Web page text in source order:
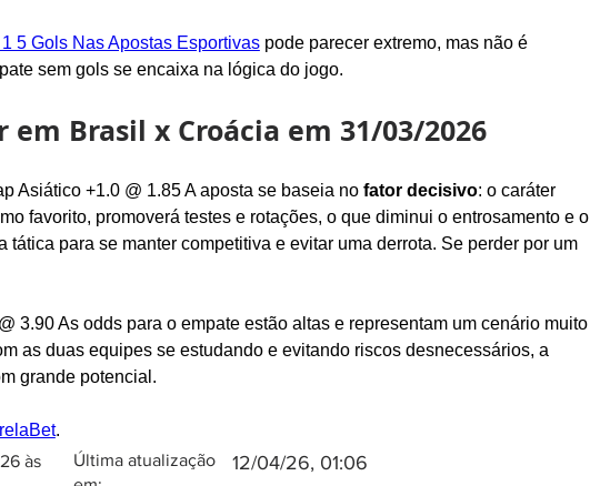
5 Gols Nas Apostas Esportivas pode parecer extremo, mas não é
sem gols se encaixa na lógica do jogo.
Brasil x Croácia em 31/03/2026
Asiático +1.0 @ 1.85 A aposta se baseia no fator decisivo: o caráter
favorito, promoverá testes e rotações, o que diminui o entrosamento e o
tática para se manter competitiva e evitar uma derrota. Se perder por um
3.90 As odds para o empate estão altas e representam um cenário muito
as duas equipes se estudando e evitando riscos desnecessários, a
grande potencial.
.
às
Última ​atualização
12/04/26, 01:06